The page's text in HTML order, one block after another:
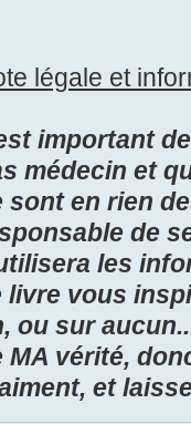
légale et
important
médecin et
sont en rien
de
les
livre vous
ou sur
MA vérité,
et